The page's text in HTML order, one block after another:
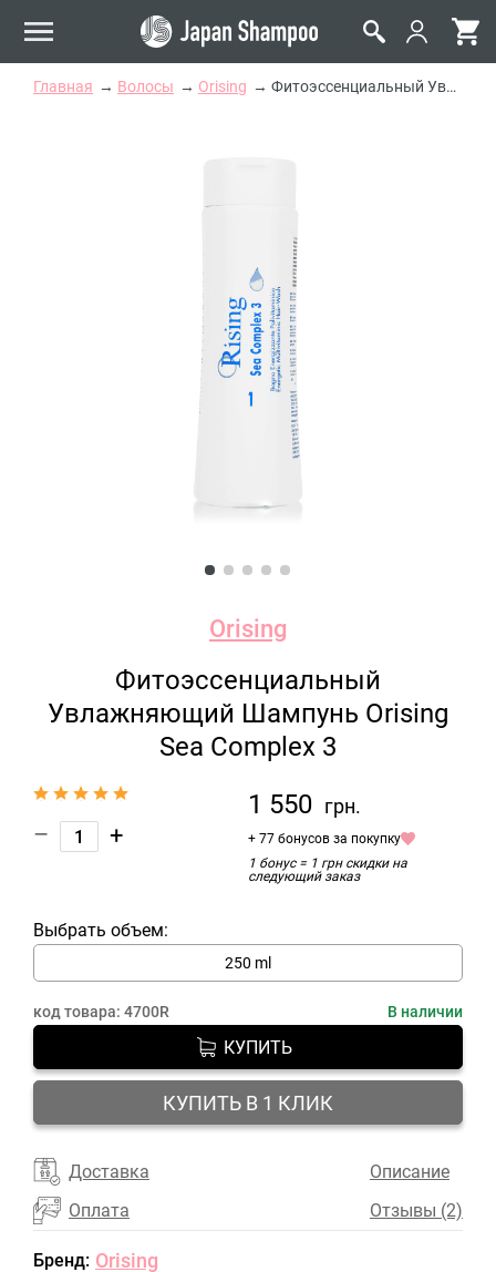
Главная Волосы Orising Фитоэссенциальный Увлажняющий Шампунь Orising Sea Complex 3
Orising
Фитоэссенциальный
Увлажняющий Шампунь Orising
Sea Complex 3
– +
1 550 грн.
+ 77 бонусов за покупку
1 бонус = 1 грн скидки на
следующий заказ
Выбрать объем:
250 ml
код товара: 4700R В наличии
КУПИТЬ
КУПИТЬ В 1 КЛИК
Доставка
Оплата
Описание
Отзывы (2)
Бренд: Orising